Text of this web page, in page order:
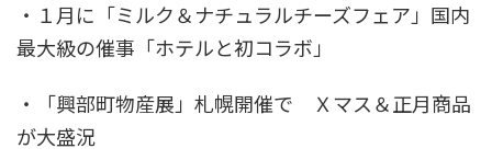
・１月に「ミルク＆ナチュラルチーズフェア」国内
最大級の催事「ホテルと初コラボ」
・「興部町物産展」札幌開催で Ｘマス＆正月商品
が大盛況